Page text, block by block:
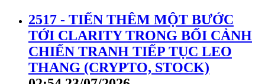
2517 - TIẾN THÊM MỘT BƯỚC
TỚI CLARITY TRONG BỐI CẢNH
CHIẾN TRANH TIẾP TỤC LEO
THANG (CRYPTO, STOCK)